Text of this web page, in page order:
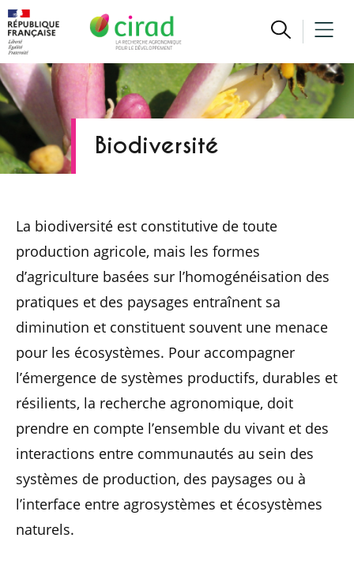
Biodiversité
La biodiversité est constitutive de toute
production agricole, mais les formes
d’agriculture basées sur l’homogénéisation des
pratiques et des paysages entraînent sa
diminution et constituent souvent une menace
pour les écosystèmes. Pour accompagner
l’émergence de systèmes productifs, durables et
résilients, la recherche agronomique, doit
prendre en compte l’ensemble du vivant et des
interactions entre communautés au sein des
systèmes de production, des paysages ou à
l’interface entre agrosystèmes et écosystèmes
naturels.